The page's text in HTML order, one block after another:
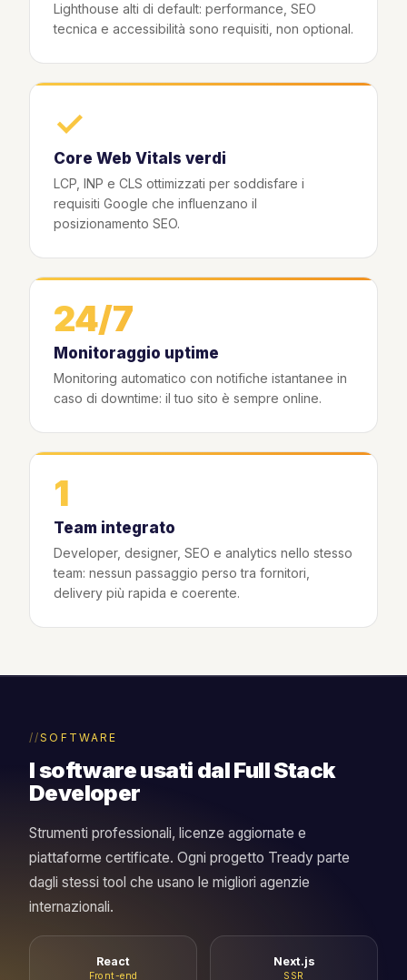
Lighthouse alti di default: performance, SEO
tecnica e accessibilità sono requisiti, non optional.
✓
Core Web Vitals verdi
LCP, INP e CLS ottimizzati per soddisfare i
requisiti Google che influenzano il
posizionamento SEO.
24/7
Monitoraggio uptime
Monitoring automatico con notifiche istantanee in
caso di downtime: il tuo sito è sempre online.
1
Team integrato
Developer, designer, SEO e analytics nello stesso
team: nessun passaggio perso tra fornitori,
delivery più rapida e coerente.
SOFTWARE
I software usati dal Full Stack
Developer
Strumenti professionali, licenze aggiornate e
piattaforme certificate. Ogni progetto Tready parte
dagli stessi tool che usano le migliori agenzie
internazionali.
React
Front-end
Next.js
SSR